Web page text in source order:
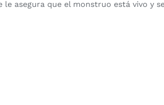
le asegura que el monstruo está vivo y